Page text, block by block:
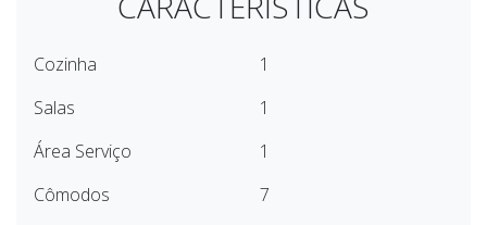
Cozinha
1
Salas
1
Área Serviço
1
Cômodos
7